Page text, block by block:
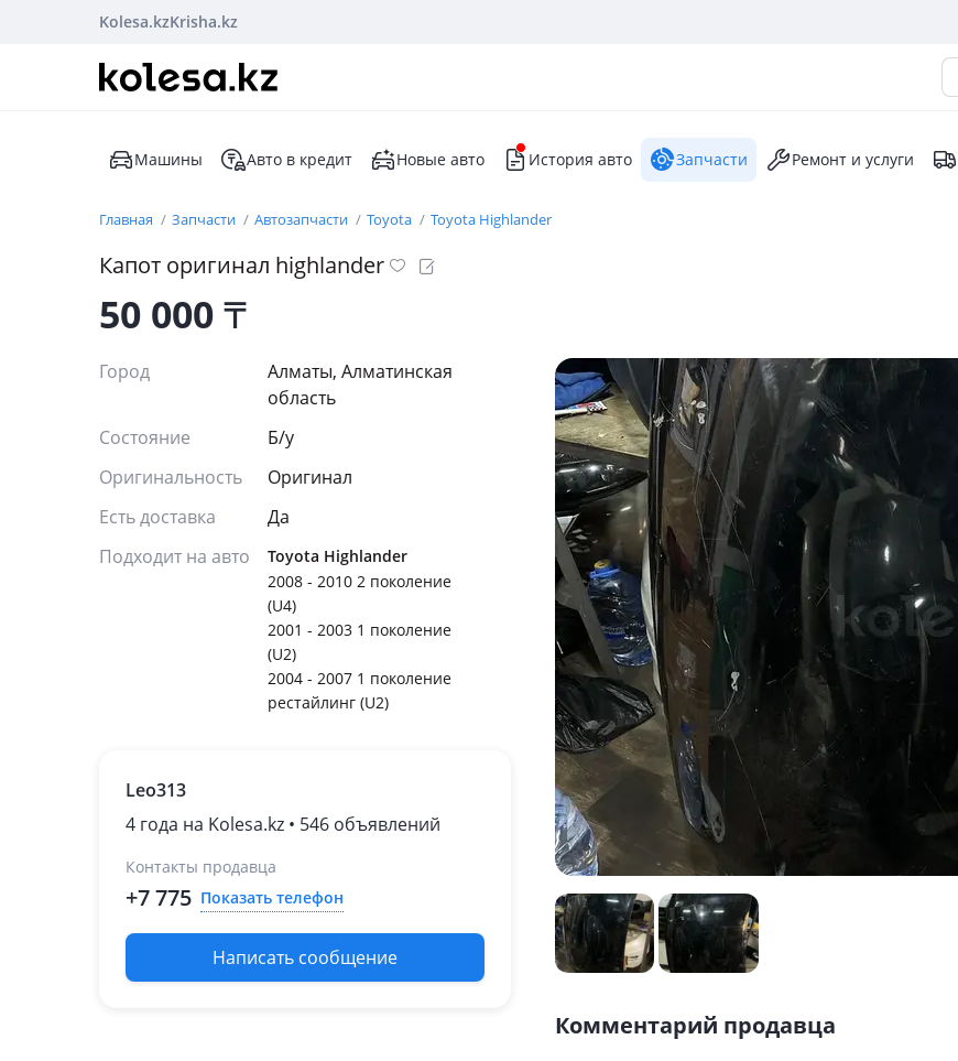
Kolesa.kzKrisha.kz
Машины Авто в кредит Новые авто История авто Запчасти Ремонт и услуги
Главная Запчасти Автозапчасти Toyota Toyota Highlander
Капот оригинал highlander
50 000₸
Город
Алматы, Алматинская
область
Состояние
Б/y
Оригинальность
Оригинал
Есть доставка
Да
Подходит на авто
Toyota Highlander
2008 - 2010 2 поколение
(U4)
2001 - 2003 1 поколение
(U2)
2004 - 2007 1 поколение
рестайлинг (U2)
Leo313
4 года на Kolesa.kz • 546 объявлений
Контакты продавца
+7 775 Показать телефон
Написать сообщение
Комментарий продавца